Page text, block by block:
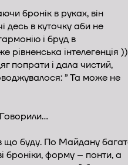
бронік в руках, він
десь в куточку аби не
і бруд в
інтелегенція ))
попрати і дала чистий,
” Та може не
що буду. По Майдану
броніки, форму – понти, а